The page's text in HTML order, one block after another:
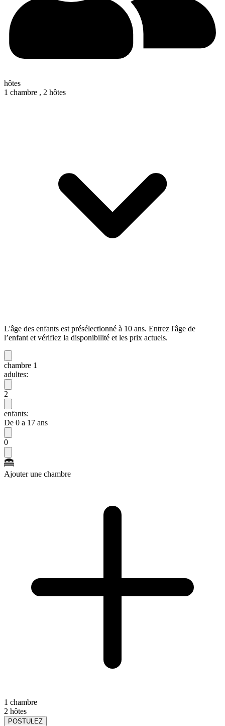
hôtes
1 chambre , 2 hôtes
L'âge des enfants est présélectionné à 10 ans. Entrez l'âge de
l’enfant et vérifiez la disponibilité et les prix actuels.
chambre 1
adultes:
2
enfants:
De 0 a 17 ans
0
Ajouter une chambre
1 chambre
2 hôtes
POSTULEZ